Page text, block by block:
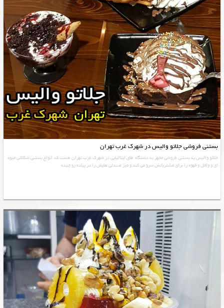
بستنی فروشی جلاتو والیس در شهرک غرب تهران
جلاتو والیس یه بستنی فروشی مجهز به دستگاه های ایتالیایی در شهرک غرب تهران هست که انواع بستنی شکلاتی میوه
ای و وافل و قهوه را برای مشتریانش سرو می کند و میز صندلی هایش را در پیاده رو چیده